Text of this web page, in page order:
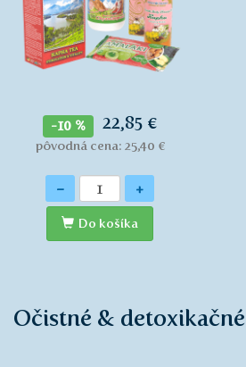
-10 % 22,85 €
pôvodná cena: 25,40 €
Množstvo
- +
Do košíka
Očistné &